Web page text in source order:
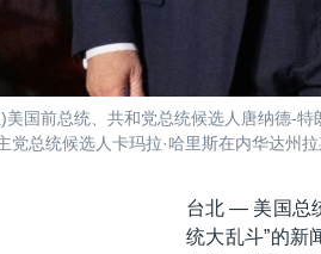
美国前总统、共和党总统候选人唐纳德-
党总统候选人卡玛拉·哈里斯在内华达州
台北 — 美国总
统大乱斗”的新